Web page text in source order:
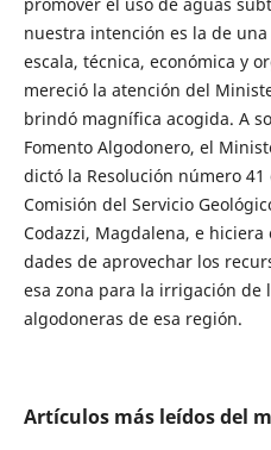
nuestra intención es la de
escala, técnica, económica y
mereció la atención del
brindó magnífica acogida. A
Fomento Algodonero, el
dictó la Resolución número
Comisión del Servicio
Codazzi, Magdalena, e
dades de aprovechar los
esa zona para la irrigación de
algodoneras de esa región.
Artículos más leídos del